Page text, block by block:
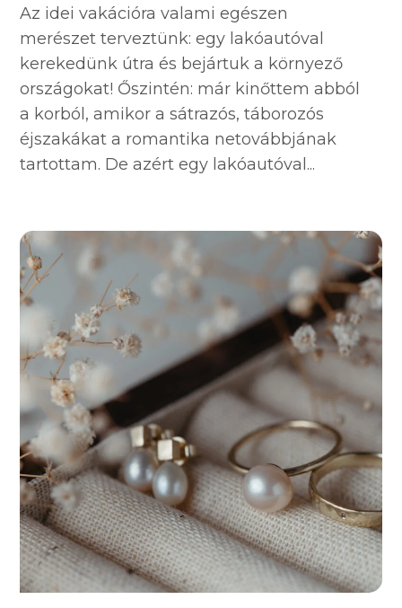
Az idei vakációra valami egészen
merészet terveztünk: egy lakóautóval
kerekedünk útra és bejártuk a környező
országokat! Őszintén: már kinőttem abból
a korból, amikor a sátrazós, táborozós
éjszakákat a romantika netovábbjának
tartottam. De azért egy lakóautóval...